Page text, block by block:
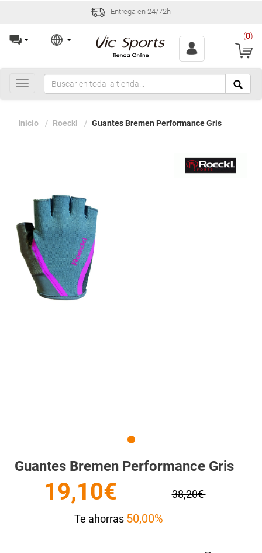
Entrega en 24/72h
(0)
Toggle
navigation
Inicio Roeckl Guantes Bremen Performance Gris
Guantes Bremen Performance Gris
19,10€
38,20€
Te ahorras 50,00%